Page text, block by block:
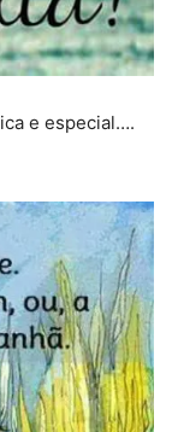
e especial….